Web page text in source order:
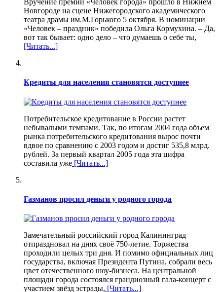
Вручение премии «Человек города» прошло в Нижнем
Новгороде на сцене Нижегородского академического
театра драмы им.М.Горького 5 октября. В номинации
«Человек – праздник» победила Ольга Кормухина. – Да,
вот так бывает: одно дело – что думаешь о себе ты,
[Читать...]
Кредиты для населения становятся доступнее
Потребительское кредитование в России растет
небывалыми темпами. Так, по итогам 2004 года объем
рынка потребительского кредитования вырос почти
вдвое по сравнению с 2003 годом и достиг 535,8 млрд.
рублей. За первый квартал 2005 года эта цифра
составила уже [Читать...]
Газманов просил деньги у родного города
Замечательный российский город Калининград
отпраздновал на днях своё 750-летие. Торжества
проходили целых три дня. И помимо официальных лиц
государства, включая Президента Путина, собрали весь
цвет отечественного шоу-бизнеса. На центральной
площади города состоялся грандиозный гала-концерт с
участием звёзд эстрады, [Читать...]